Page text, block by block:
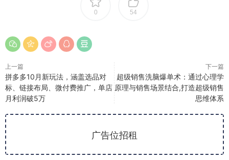
0 54
上一篇
拼多多10月新玩法，涵盖选品对
标、链接布局、微付费推广，单店
月利润破5万
下一篇
超级销售洗脑爆单术：通过心理学
原理与销售场景结合,打造超级销售
思维体系
广告位招租